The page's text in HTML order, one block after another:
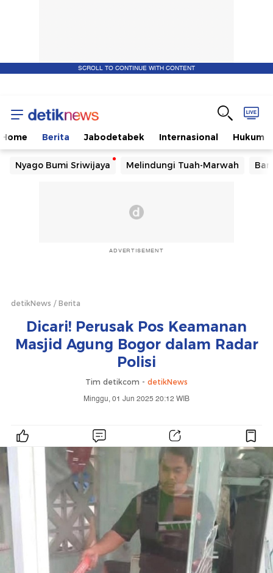
SCROLL TO CONTINUE WITH CONTENT
Home Berita Jabodetabek Internasional Hukum
Nyago Bumi Sriwijaya Melindungi Tuah-Marwah
ADVERTISEMENT
detikNews Berita
Dicari! Perusak Pos Keamanan
Masjid Agung Bogor dalam Radar
Polisi
Tim detikcom - detikNews
Minggu, 01 Jun 2025 20:12 WIB